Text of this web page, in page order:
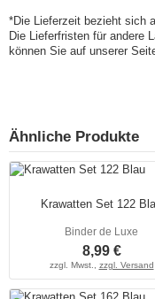
*Die Lieferzeit bezieht sich
Die Lieferfristen für andere
können Sie auf unserer
Ähnliche Produkte
Krawatten Set 122
Binder de Luxe
8,99 €
zzgl. Mwst., zzgl. Versand